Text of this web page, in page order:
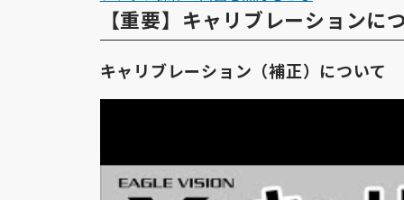
【重要】キャリブレーションに
キャリブレーション（補正）について